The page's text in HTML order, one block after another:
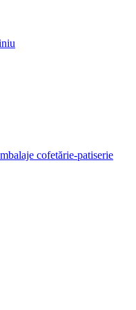
cofetărie-patiserie